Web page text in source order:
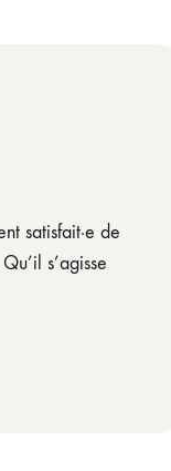
satisfait·e de
s’agisse